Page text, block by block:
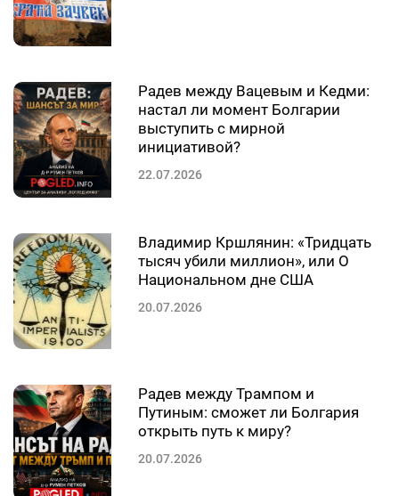
Радев между Вацевым и Кедми:
настал ли момент Болгарии
выступить с мирной
инициативой?
22.07.2026
Владимир Кршлянин: «Тридцать
тысяч убили миллион», или О
Национальном дне США
20.07.2026
Радев между Трампом и
Путиным: сможет ли Болгария
открыть путь к миру?
20.07.2026